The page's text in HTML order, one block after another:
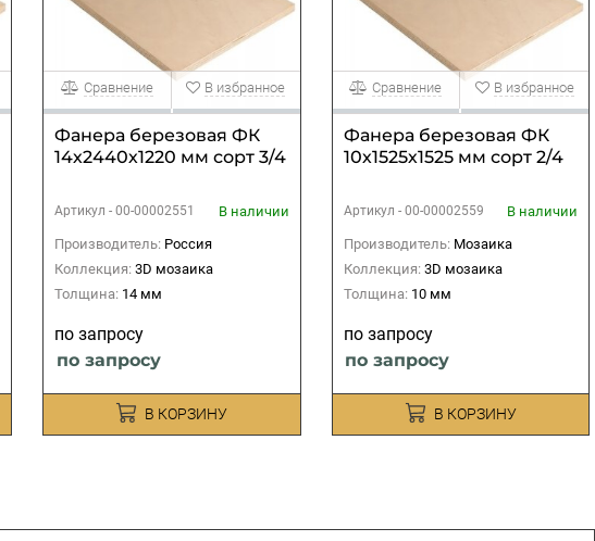
Фанера березовая ФК
14х2440х1220 мм сорт 3/4
Артикул - 00-00002551
В наличии
Производитель: Россия
Коллекция: 3D мозаика
Толщина: 14 мм
по запросу
по запросу
В КОРЗИНУ
Сравнение В избранное
Фанера березовая ФК
10х1525х1525 мм сорт 2/4
Артикул - 00-00002559
В наличии
Производитель: Мозаика
Коллекция: 3D мозаика
Толщина: 10 мм
по запросу
по запросу
В КОРЗИНУ
Сравнение В избранное